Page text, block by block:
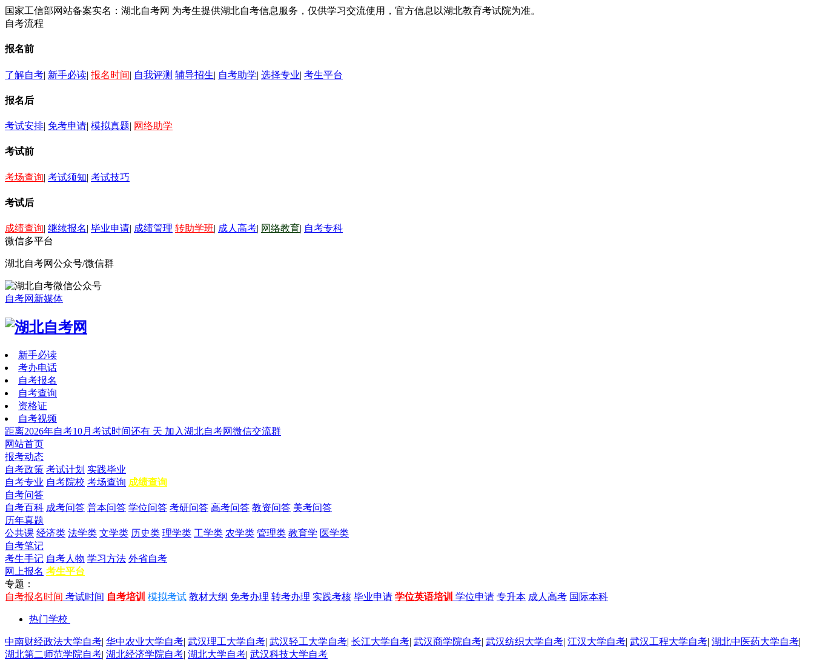
国家工信部网站备案实名：湖北自考网 为考生提供湖北自考信息服务，仅供学习交流使用，官方信息以湖北教育考试院为准。
自考流程
报名前
了解自考| 新手必读| 报名时间| 自我评测 辅导招生| 自考助学| 选择专业| 考生平台
报名后
考试安排| 免考申请| 模拟真题| 网络助学
考试前
考场查询| 考试须知| 考试技巧
考试后
成绩查询| 继续报名| 毕业申请| 成绩管理 转助学班| 成人高考| 网络教育| 自考专科
微信多平台
湖北自考网公众号/微信群
自考网新媒体
新手必读
考办电话
自考报名
自考查询
资格证
自考视频
距离2026年自考10月考试时间还有 天 加入湖北自考网微信交流群
网站首页
报考动态
自考政策 考试计划 实践毕业
自考专业 自考院校 考场查询 成绩查询
自考问答
自考百科 成考问答 普本问答 学位问答 考研问答 高考问答 教资问答 美考问答
历年真题
公共课 经济类 法学类 文学类 历史类 理学类 工学类 农学类 管理类 教育学 医学类
自考笔记
考生手记 自考人物 学习方法 外省自考
网上报名 考生平台
专题：
自考报名时间 考试时间 自考培训 模拟考试 教材大纲 免考办理 转考办理 实践考核 毕业申请 学位英语培训 学位申请 专升本 成人高考 国际本科
热门学校
中南财经政法大学自考| 华中农业大学自考| 武汉理工大学自考| 武汉轻工大学自考| 长江大学自考| 武汉商学院自考| 武汉纺织大学自考| 江汉大学自考| 武汉工程大学自考| 湖北中医药大学自考|
湖北第二师范学院自考| 湖北经济学院自考| 湖北大学自考| 武汉科技大学自考